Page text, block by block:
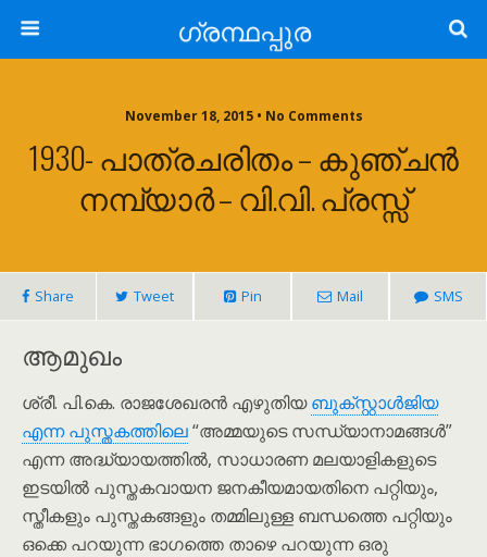
ഗ്രന്ഥപ്പുര
November 18, 2015 • No Comments
1930- പാത്രചരിതം – കുഞ്ചൻ
നമ്പ്യാർ – വി.വി. പ്രസ്സ്
Share Tweet Pin Mail SMS
ആമുഖം
ശ്രീ. പി.കെ. രാജശേഖരൻ എഴുതിയബുക്‌സ്റ്റാൾജിയ
എന്ന പുസ്തകത്തിലെ“അമ്മയുടെ സന്ധ്യാനാമങ്ങൾ”
എന്ന അദ്ധ്യായത്തിൽ, സാധാരണ മലയാളികളുടെ
ഇടയിൽ പുസ്തകവായന ജനകീയമായതിനെ പറ്റിയും,
സ്തീകളും പുസ്തകങ്ങളും തമ്മിലുള്ള ബന്ധത്തെ പറ്റിയും
ഒക്കെ പറയുന്ന ഭാഗത്തെ താഴെ പറയുന്ന ഒരു